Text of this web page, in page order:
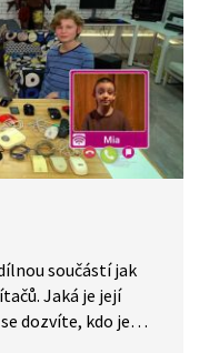
součástí jak
Jaká je její
dozvíte, kdo je